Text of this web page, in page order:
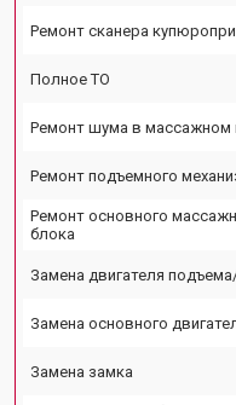
Ремонт сканера
Полное ТО
Ремонт шума в массажном
Ремонт подъемного
Ремонт основного
блока
Замена двигателя
Замена основного
Замена замка